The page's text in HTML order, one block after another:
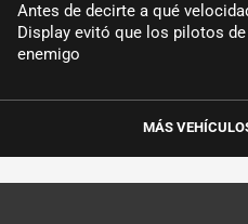
Antes de decirte a qué
Display evitó que los pilotos de
enemigo
MÁS